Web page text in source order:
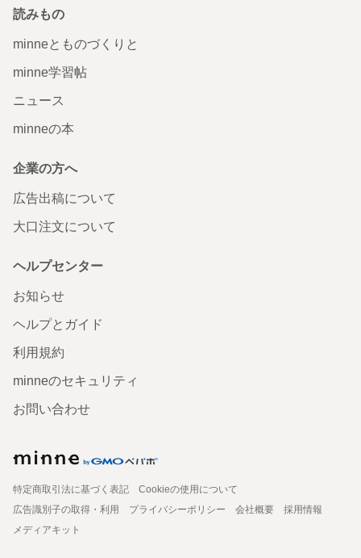
読みもの
minneとものづくりと
minne学習帖
ニュース
minneの本
企業の方へ
広告出稿について
大口注文について
ヘルプセンター
お知らせ
ヘルプとガイド
利用規約
minneのセキュリティ
お問い合わせ
特定商取引法に基づく表記
Cookieの使用について
広告識別子の取得・利用
プライバシーポリシー 会社概要
採用情報
メディアキット